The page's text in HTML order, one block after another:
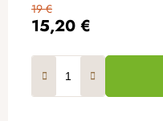
15,20 €
19 €